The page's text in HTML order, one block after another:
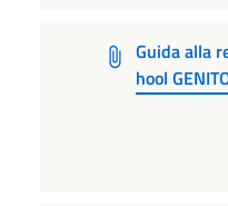
Guida alla
hool